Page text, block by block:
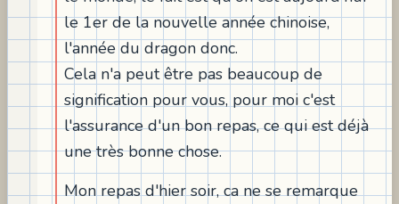
le 1er de la nouvelle année chinoise,
l'année du dragon donc.
Cela n'a peut être pas beaucoup de
signification pour vous, pour moi c'est
l'assurance d'un bon repas, ce qui est déjà
une très bonne chose.
Mon repas d'hier soir, ca ne se remarque